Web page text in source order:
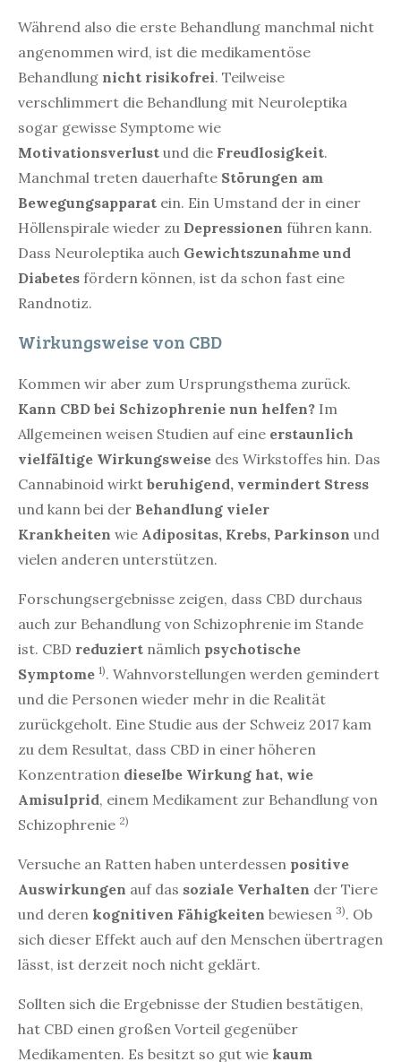
Während also die erste Behandlung manchmal nicht
angenommen wird, ist die medikamentöse
Behandlung nicht risikofrei. Teilweise
verschlimmert die Behandlung mit Neuroleptika
sogar gewisse Symptome wie
Motivationsverlust und die Freudlosigkeit.
Manchmal treten dauerhafte Störungen am
Bewegungsapparat ein. Ein Umstand der in einer
Höllenspirale wieder zu Depressionen führen kann.
Dass Neuroleptika auch Gewichtszunahme und
Diabetes fördern können, ist da schon fast eine
Randnotiz.
Wirkungsweise von CBD
Kommen wir aber zum Ursprungsthema zurück.
Kann CBD bei Schizophrenie nun helfen? Im
Allgemeinen weisen Studien auf eine erstaunlich
vielfältige Wirkungsweise des Wirkstoffes hin. Das
Cannabinoid wirkt beruhigend, vermindert Stress
und kann bei der Behandlung vieler
Krankheiten wie Adipositas, Krebs, Parkinson und
vielen anderen unterstützen.
Forschungsergebnisse zeigen, dass CBD durchaus
auch zur Behandlung von Schizophrenie im Stande
ist. CBD reduziert nämlich psychotische
Symptome 1). Wahnvorstellungen werden gemindert
und die Personen wieder mehr in die Realität
zurückgeholt. Eine Studie aus der Schweiz 2017 kam
zu dem Resultat, dass CBD in einer höheren
Konzentration dieselbe Wirkung hat, wie
Amisulprid, einem Medikament zur Behandlung von
Schizophrenie 2)
Versuche an Ratten haben unterdessen positive
Auswirkungen auf das soziale Verhalten der Tiere
und deren kognitiven Fähigkeiten bewiesen 3). Ob
sich dieser Effekt auch auf den Menschen übertragen
lässt, ist derzeit noch nicht geklärt.
Sollten sich die Ergebnisse der Studien bestätigen,
hat CBD einen großen Vorteil gegenüber
Medikamenten. Es besitzt so gut wie kaum